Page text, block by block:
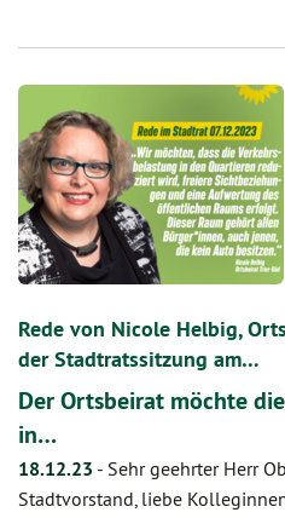
Rede von Nicole Helbig,
der Stadtratssitzung am…
Der Ortsbeirat möchte
in…
18.12.23 - Sehr geehrter Herr
Stadtvorstand, liebe